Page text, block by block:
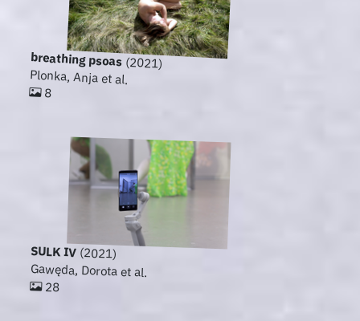
breathing psoas(2021)
Plonka, Anja et al.
8
SULK IV (2021)
Gawęda, Dorota et al.
28